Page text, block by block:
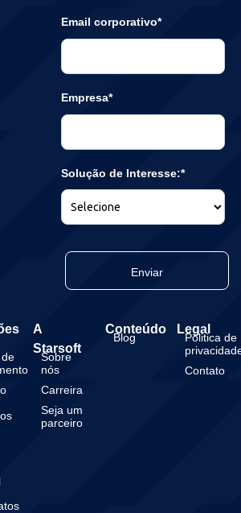
Email corporativo*
Empresa*
Solução de Interesse:*
Enviar
A
Starsoft
Sobre
nós
Carreira
Seja um
parceiro
Conteúdo
Blog
Legal
Politica de
Contato